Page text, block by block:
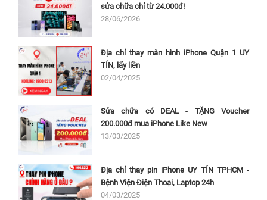
sửa chữa chỉ từ 24.000đ!
28/06/2026
Địa chỉ thay màn hình iPhone Quận 1 UY
TÍN, lấy liền
02/04/2025
Sửa chữa có DEAL - TẶNG Voucher
200.000đ mua iPhone Like New
13/03/2025
Địa chỉ thay pin iPhone UY TÍN TPHCM -
Bệnh Viện Điện Thoại, Laptop 24h
04/03/2025